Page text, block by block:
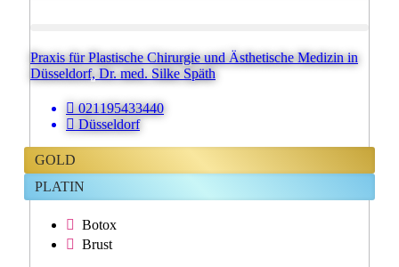
Praxis für Plastische Chirurgie und Ästhetische Medizin in
Düsseldorf, Dr. med. Silke Späth
021195433440
Düsseldorf
GOLD
PLATIN
Botox
Brust